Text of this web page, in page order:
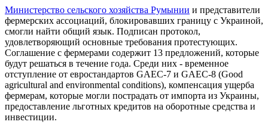
Министерство сельского хозяйства Румынии и представители
фермерских ассоциаций, блокировавших границу с Украиной,
смогли найти общий язык. Подписан протокол,
удовлетворяющий основные требования протестующих.
Соглашение с фермерами содержит 13 предложений, которые
будут решаться в течение года. Среди них - временное
отступление от евростандартов GAEC-7 и GAEC-8 (Good
agricultural and environmental conditions), компенсация ущерба
фермерам, которые могли пострадать от импорта из Украины,
предоставление льготных кредитов на оборотные средства и
инвестиции.